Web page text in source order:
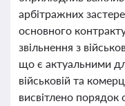
арбітражних
основного
звільнення з
що є актуальними
військовій та
висвітлено порядок